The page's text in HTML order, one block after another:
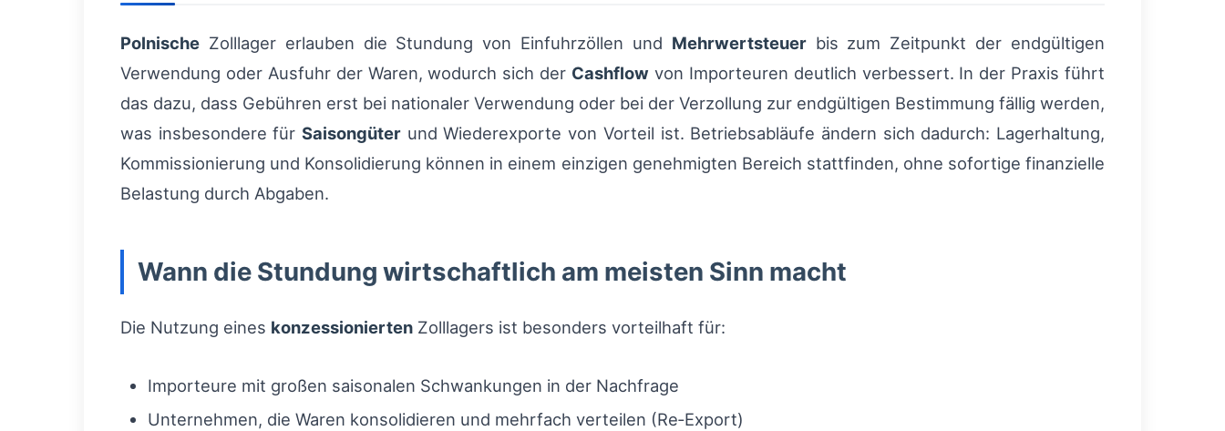
Polnische Zolllager erlauben die Stundung von Einfuhrzöllen und Mehrwertsteuerbis zum Zeitpunkt der endgültigen
Verwendung oder Ausfuhr der Waren, wodurch sich der Cashflow von Importeuren deutlich verbessert. In der Praxis führt
das dazu, dass Gebühren erst bei nationaler Verwendung oder bei der Verzollung zur endgültigen Bestimmung fällig werden,
was insbesondere fürSaisongüter und Wiederexporte von Vorteil ist. Betriebsabläufe ändern sich dadurch: Lagerhaltung,
Kommissionierung und Konsolidierung können in einem einzigen genehmigten Bereich stattfinden, ohne sofortige finanzielle
Belastung durch Abgaben.
Wann die Stundung wirtschaftlich am meisten Sinn macht
Die Nutzung eines konzessionierten Zolllagers ist besonders vorteilhaft für:
Importeure mit großen saisonalen Schwankungen in der Nachfrage
Unternehmen, die Waren konsolidieren und mehrfach verteilen (Re‑Export)